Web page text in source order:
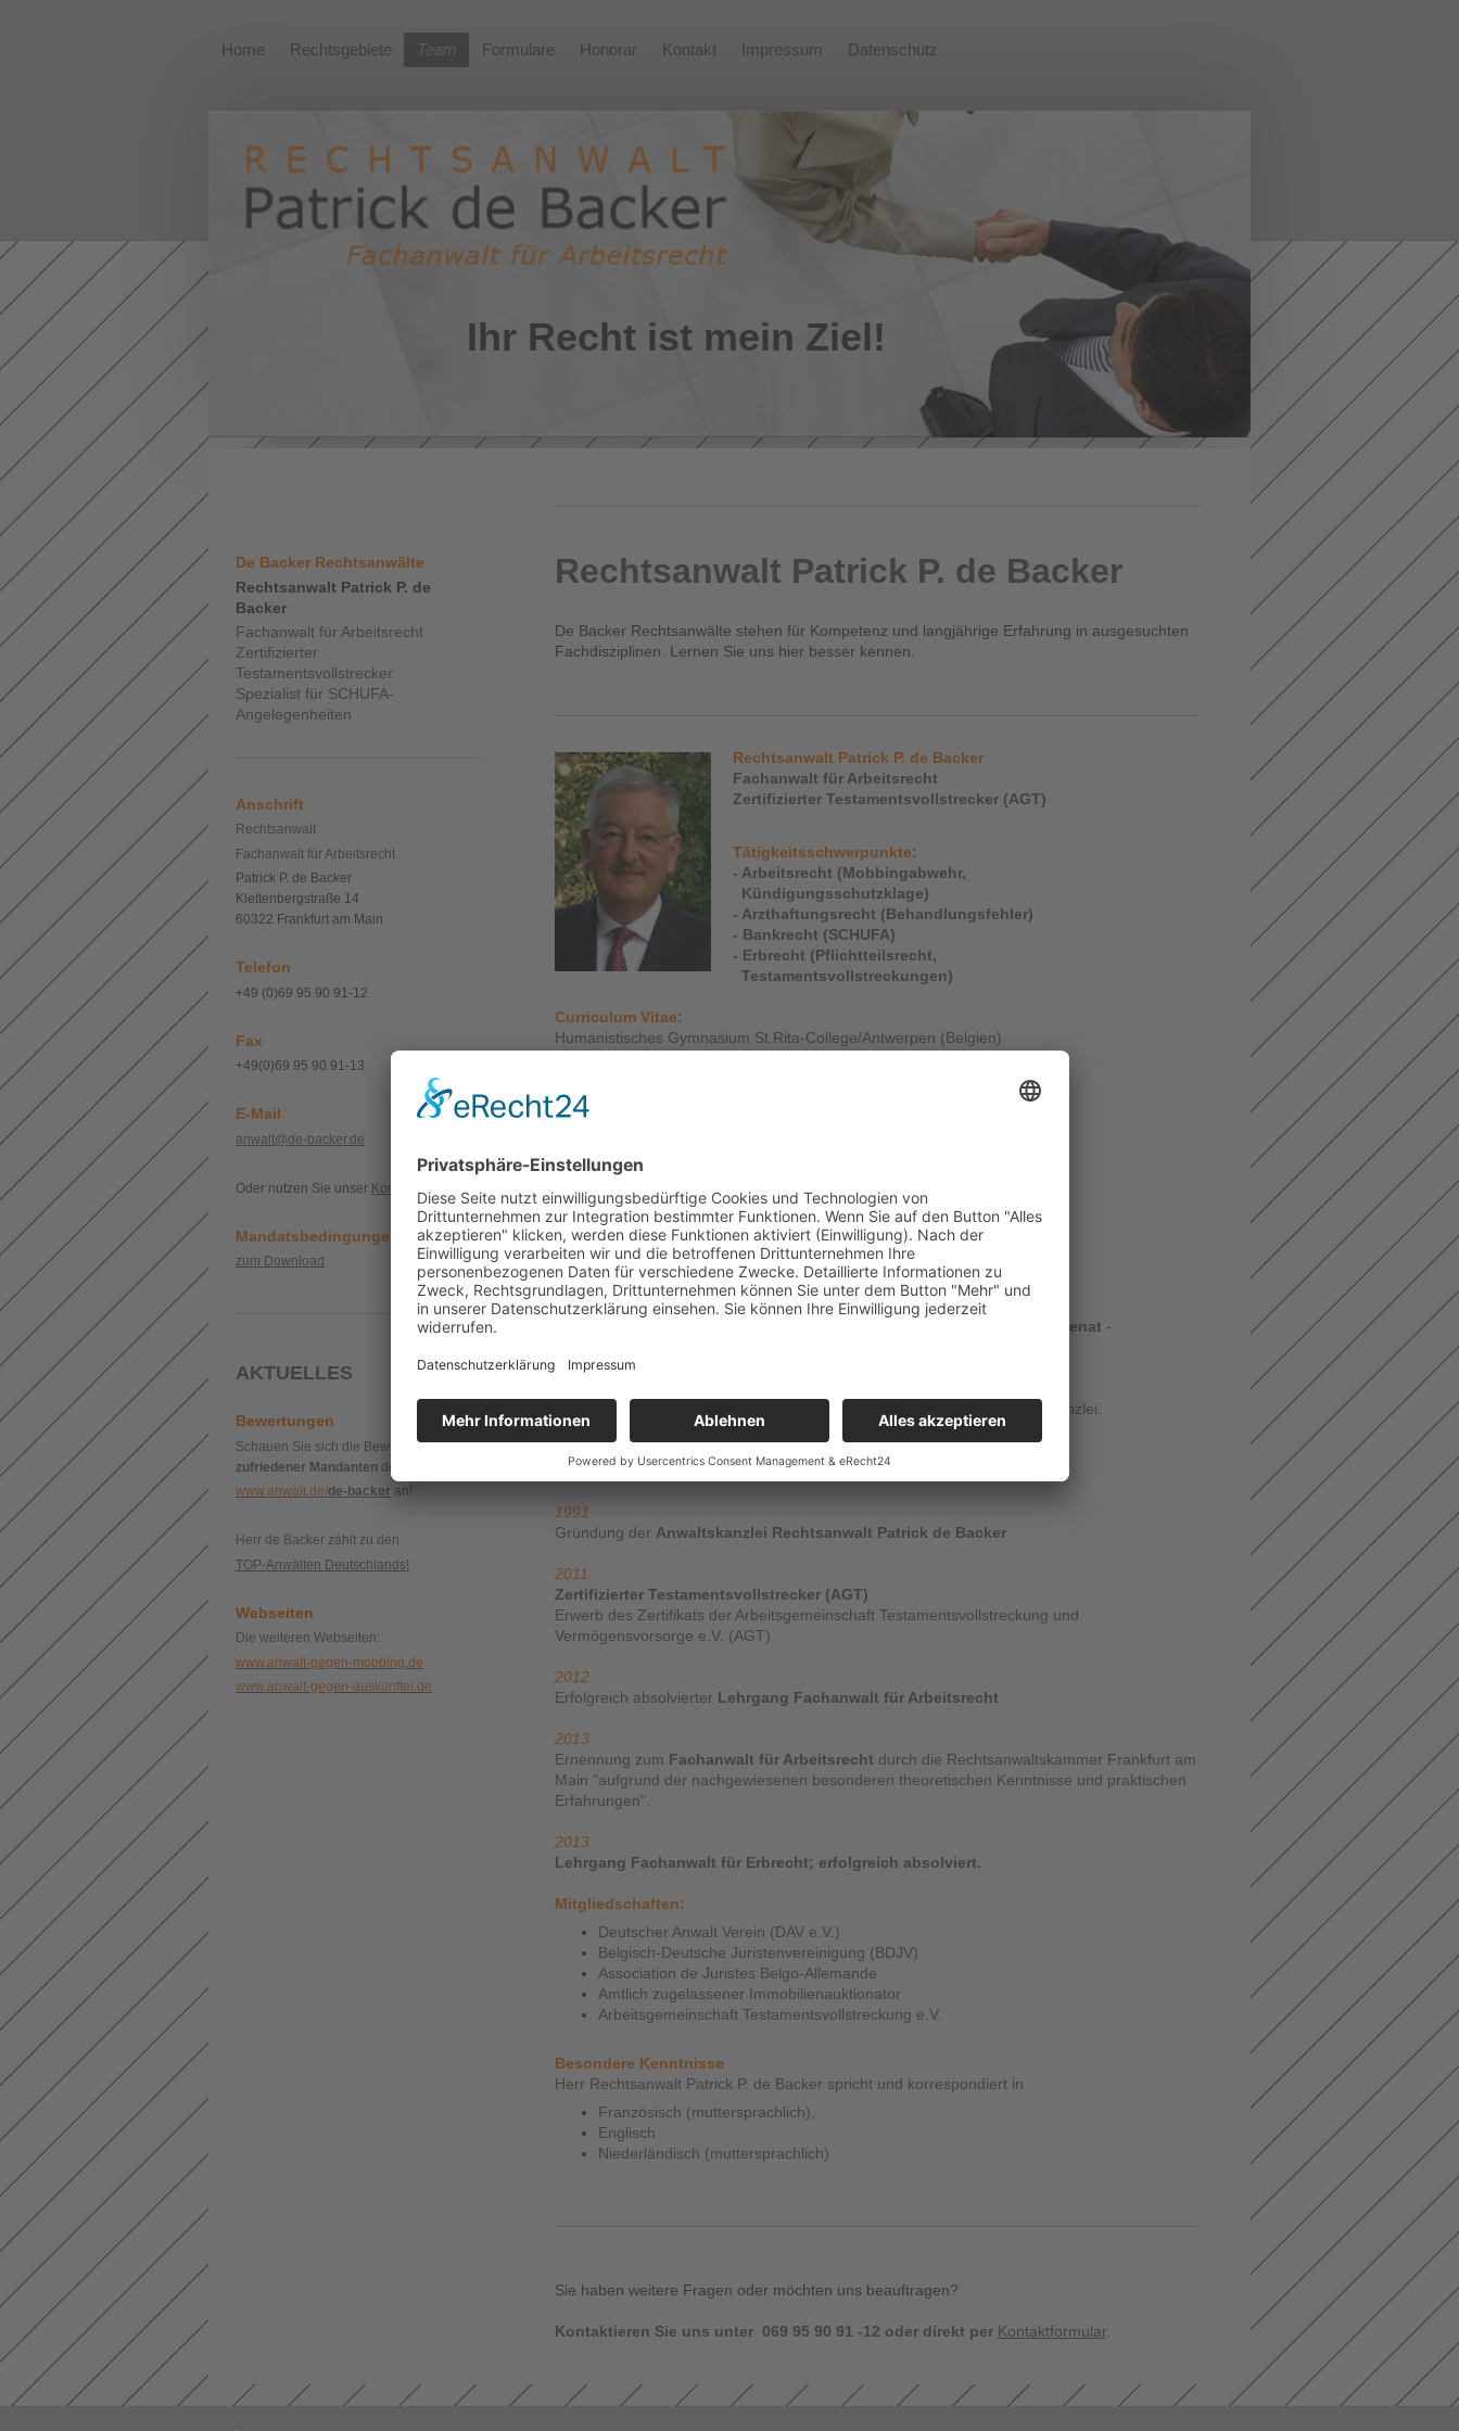
Home Rechtsgebiete Team Formulare Honorar Kontakt Impressum Datenschutz
Ihr Recht ist mein Ziel!
Rechtsanwalt Patrick P. de Backer
De Backer Rechtsanwälte stehen für Kompetenz und langjährige Erfahrung in ausgesuchten
Fachdisziplinen. Lernen Sie uns hier besser kennen.
Rechtsanwalt Patrick P. de Backer
Fachanwalt für Arbeitsrecht
Zertifizierter Testamentsvollstrecker (AGT)
Tätigkeitsschwerpunkte:
- Arbeitsrecht (Mobbingabwehr,
Kündigungsschutzklage)
- Arzthaftungsrecht (Behandlungsfehler)
- Bankrecht (SCHUFA)
- Erbrecht (Pflichtteilsrecht,
Testamentsvollstreckungen)
Curriculum Vitae:
Humanistisches Gymnasium St.Rita-College/Antwerpen (Belgien)
Vorzeitiges
Studiuman der Johann Wolfgang Goethe-Universität Frankfurt a.M.
1987
1. Juristisches Staatsexamen
1988 bis 1990
Rechtsreferendar beim Landgericht Wiesbaden.
Arzthaftungssenat -
Referendar bei der Staatsanwaltschaft Wiesbaden
Mitarbeit in einer wirtschaftsrechtlich orientierten internationalen Anwaltskanzlei.
2 . Juristisches Staatsexamenmit Prädikatsnoten Klausuren
1991
Gründung der Anwaltskanzlei Rechtsanwalt Patrick de Backer
2011
Zertifizierter Testamentsvollstrecker (AGT)
Erwerb des Zertifikats der Arbeitsgemeinschaft Testamentsvollstreckung und
Vermögensvorsorge e.V. (AGT)
2012
Erfolgreich absolvierter Lehrgang Fachanwalt für Arbeitsrecht
2013
Ernennung zum Fachanwalt für Arbeitsrecht durch die Rechtsanwaltskammer Frankfurt am
Main "aufgrund der nachgewiesenen besonderen theoretischen Kenntnisse und praktischen
Erfahrungen".
2013
Lehrgang Fachanwalt für Erbrecht; erfolgreich absolviert.
Mitgliedschaften:
Deutscher Anwalt Verein (DAV e.V.)
Belgisch-Deutsche Juristenvereinigung (BDJV)
Association de Juristes Belgo-Allemande
Amtlich zugelassener Immobilienauktionator
Arbeitsgemeinschaft Testamentsvollstreckung e.V.
Besondere Kenntnisse
Herr Rechtsanwalt Patrick P. de Backer spricht und korrespondiert in
Französisch (muttersprachlich),
Englisch
Niederländisch (muttersprachlich)
Sie haben weitere Fragen oder möchten uns beauftragen?
Kontaktieren Sie uns unter 069 95 90 91 -12 oder direkt per Kontaktformular.
De Backer Rechtsanwälte
Rechtsanwalt Patrick P. de
Backer
Fachanwalt für Arbeitsrecht
Zertifizierter
Testamentsvollstrecker
Spezialist für SCHUFA-
Angelegenheiten
Anschrift
Rechtsanwalt
Fachanwalt für Arbeitsrecht
Patrick P. de Backer
Klettenbergstraße 14
60322 Frankfurt am Main
Telefon
+49 (0)69 95 90 91-12
Fax
+49(0)69 95 90 91-13
E-Mail
anwalt@de-backer.de
Oder nutzen Sie unser Kontaktformular.
Mandatsbedingungen
zum Download
AKTUELLES
Bewertungen
Schauen Sie sich die Bewertungen
zufriedener Mandanten der Kanzlei
www.anwalt.de/de-backer an!
Herr de Backer zählt zu den
TOP-Anwälten Deutschlands!
Webseiten
Die weiteren Webseiten:
www.anwalt-gegen-mobbing.de
www.anwalt-gegen-auskunftei.de